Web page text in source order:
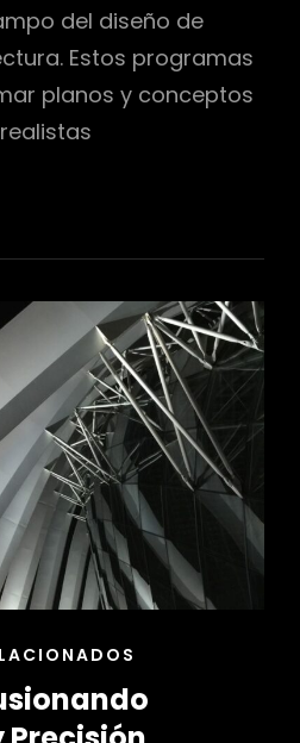
del diseño de
Estos programas
planos y conceptos